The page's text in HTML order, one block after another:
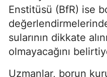
Enstitüsü (BfR) ise
sularının dikkate
olmayacağını
Uzmanlar, borun